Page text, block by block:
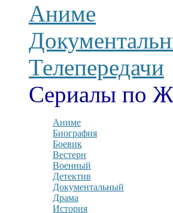
Аниме
Телепередачи
Сериалы по
Аниме
Биография
Боевик
Вестерн
Военный
Детектив
Документальный
Драма
История